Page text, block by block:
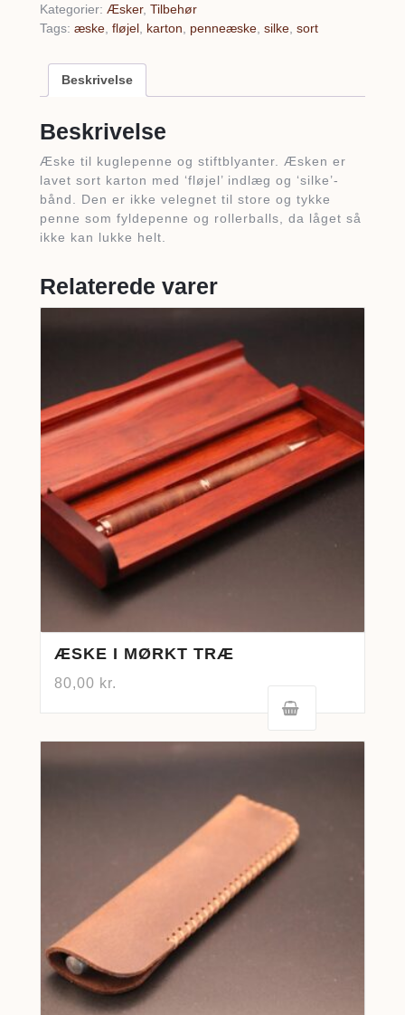
Kategorier: Æsker, Tilbehør
Tags: æske fløjel karton penneæske silke sort
Beskrivelse
Beskrivelse
Æske til kuglepenne og stiftblyanter. Æsken er
lavet sort karton med ‘fløjel’ indlæg og ‘silke’-
bånd. Den er ikke velegnet til store og tykke
penne som fyldepenne og rollerballs, da låget så
ikke kan lukke helt.
Relaterede varer
ÆSKE I MØRKT TRÆ
80,00 kr.